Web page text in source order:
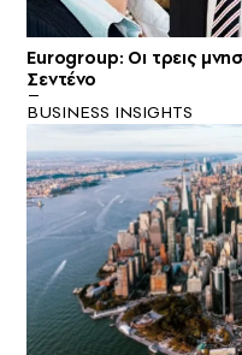
Eurogroup: Οι τρεις
Σεντένο
BUSINESS INSIGHTS